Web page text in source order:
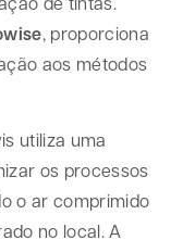
, proporciona
aos métodos
utiliza uma
os processos
o ar comprimido
no local. A